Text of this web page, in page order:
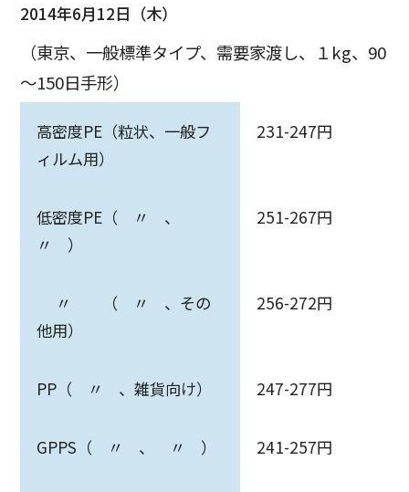
2014年6月12日（木）
（東京、一般標準タイプ、需要家渡し、１kg、90
～150日手形）
高密度PE（粒状、一般フ
ィルム用）
231-247円
低密度PE（ 〃 、
〃 ）
251-267円
〃 （ 〃 、その
他用）
256-272円
PP（ 〃 、雑貨向け） 247-277円
GPPS（ 〃 、 〃 ） 241-257円